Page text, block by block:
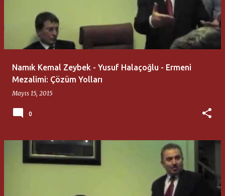
Namık Kemal Zeybek - Yusuf Halaçoğlu - Ermeni
Mezalimi: Çözüm Yolları
Mayıs 15, 2015
0